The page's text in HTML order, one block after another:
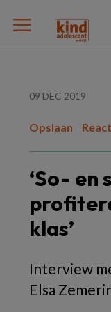
09 DEC 2019
Opslaan
‘So-
klas’
Interview
Elsa